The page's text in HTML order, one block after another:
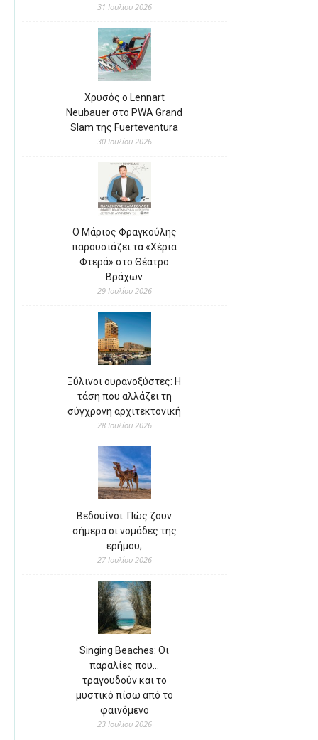
31 Ιουλίου 2026
Χρυσός ο Lennart
Neubauer στο PWA Grand
Slam της Fuerteventura
30 Ιουλίου 2026
Ο Μάριος Φραγκούλης
παρουσιάζει τα «Χέρια
Φτερά» στο Θέατρο
Βράχων
29 Ιουλίου 2026
Ξύλινοι ουρανοξύστες: Η
τάση που αλλάζει τη
σύγχρονη αρχιτεκτονική
28 Ιουλίου 2026
Βεδουίνοι: Πώς ζουν
σήμερα οι νομάδες της
ερήμου;
27 Ιουλίου 2026
Singing Beaches: Οι
παραλίες που…
τραγουδούν και το
μυστικό πίσω από το
φαινόμενο
23 Ιουλίου 2026